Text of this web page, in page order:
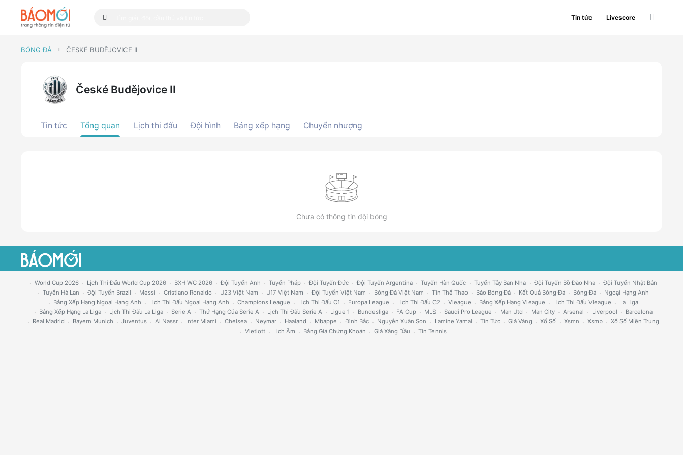
Tin tức Livescore
BÓNG ĐÁ ČESKÉ BUDĚJOVICE II
České Budějovice II
Tin tức Tổng quan Lịch thi đấu Đội hình Bảng xếp hạng Chuyển nhượng
Chưa có thông tin đội bóng
World Cup 2026 Lịch Thi Đấu World Cup 2026 BXH WC 2026 Đội Tuyển Anh Tuyển Pháp Đội Tuyển Đức Đội Tuyển Argentina Tuyển Hàn Quốc Tuyển Tây Ban Nha Đội Tuyển Bồ Đào Nha
Đội Tuyển Nhật Bản
Tuyển Hà Lan
Đội Tuyển Brazil Messi Cristiano Ronaldo U23 Việt Nam U17 Việt Nam Đội Tuyển Việt Nam Bóng Đá Việt Nam Tin Thể Thao Báo Bóng Đá Kết Quả Bóng Đá Bóng Đá
Ngoại Hạng Anh
Bảng Xếp Hạng Ngoại Hạng Anh
Lịch Thi Đấu Ngoại Hạng Anh Champions League Lịch Thi Đấu C1 Europa League Lịch Thi Đấu C2 Vleague Bảng Xếp Hạng Vleague Lịch Thi Đấu Vleague
La Liga
Bảng Xếp Hạng La Liga
Lịch Thi Đấu La Liga Serie A Thứ Hạng Của Serie A Lịch Thi Đấu Serie A Ligue 1 Bundesliga FA Cup MLS Saudi Pro League Man Utd Man City Arsenal Liverpool
Barcelona
Real Madrid
Bayern Munich Juventus Al Nassr Inter Miami Chelsea Neymar Haaland Mbappe Đình Bắc Nguyễn Xuân Son Lamine Yamal Tin Tức Giá Vàng Xổ Số Xsmn Xsmb
Xổ Số Miền Trung
Vietlott
Lịch Âm Bảng Giá Chứng Khoán Giá Xăng Dầu Tin Tennis